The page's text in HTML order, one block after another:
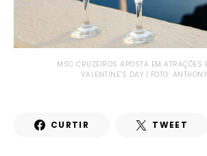
MSC CRUZEIROS APOSTA EM
VALENTINE’S DAY | FOTO:
CURTIR TWEET